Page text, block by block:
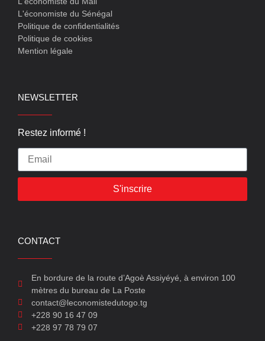
L'économiste du Sénégal
Politique de confidentialités
Politique de cookies
Mention légale
NEWSLETTER
Restez informé !
S'inscrire
CONTACT
En bordure de la route d’Agoè Assiyéyé, à environ 100
mètres du bureau de La Poste
contact@leconomistedutogo.tg
+228 90 16 47 09
+228 97 78 79 07